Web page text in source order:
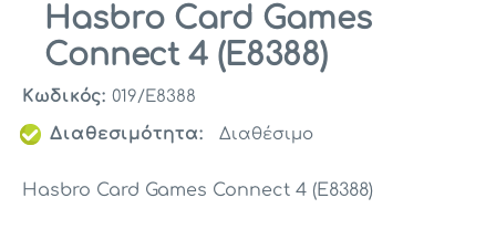
Hasbro Card Games
Connect 4 (E8388)
Κωδικός: 019/E8388
Διαθεσιμότητα:
Διαθέσιμο
Hasbro Card Games Connect 4 (E8388)